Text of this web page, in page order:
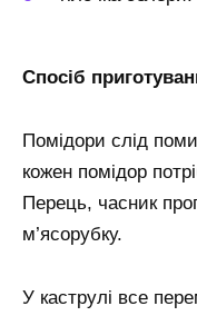
Спосіб
Помідори слід
кожен помідор
Перець, часник
м’ясорубку.
У каструлі все